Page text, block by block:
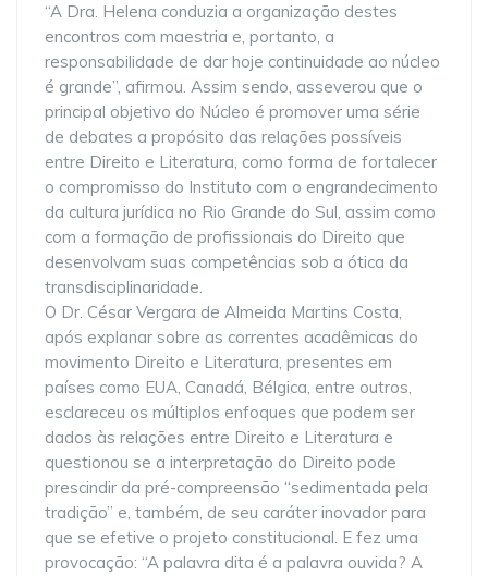
“A Dra. Helena conduzia a organização destes
encontros com maestria e, portanto, a
responsabilidade de dar hoje continuidade ao núcleo
é grande”, afirmou. Assim sendo, asseverou que o
principal objetivo do Núcleo é promover uma série
de debates a propósito das relações possíveis
entre Direito e Literatura, como forma de fortalecer
o compromisso do Instituto com o engrandecimento
da cultura jurídica no Rio Grande do Sul, assim como
com a formação de profissionais do Direito que
desenvolvam suas competências sob a ótica da
transdisciplinaridade.
O Dr. César Vergara de Almeida Martins Costa,
após explanar sobre as correntes acadêmicas do
movimento Direito e Literatura, presentes em
países como EUA, Canadá, Bélgica, entre outros,
esclareceu os múltiplos enfoques que podem ser
dados às relações entre Direito e Literatura e
questionou se a interpretação do Direito pode
prescindir da pré-compreensão “sedimentada pela
tradição” e, também, de seu caráter inovador para
que se efetive o projeto constitucional. E fez uma
provocação: “A palavra dita é a palavra ouvida? A